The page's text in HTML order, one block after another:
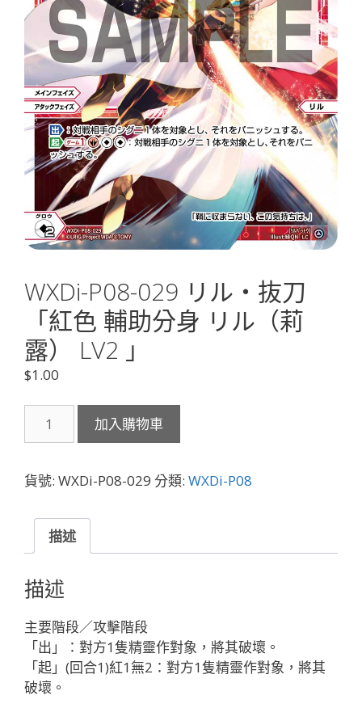
WXDi-P08-029 リル・抜刀
「紅色 輔助分身 リル（莉
露） LV2 」
$1.00
P08-
リ
抜
「紅
色
輔
助
分
身
リ
ル
加入購物車
貨號: WXDi-P08-029 分類: WXDi-P08
描述
描述
主要階段／攻擊階段
「出」：對方1隻精靈作對象，將其破壞。
「起」(回合1)紅1無2：對方1隻精靈作對象，將其
破壞。